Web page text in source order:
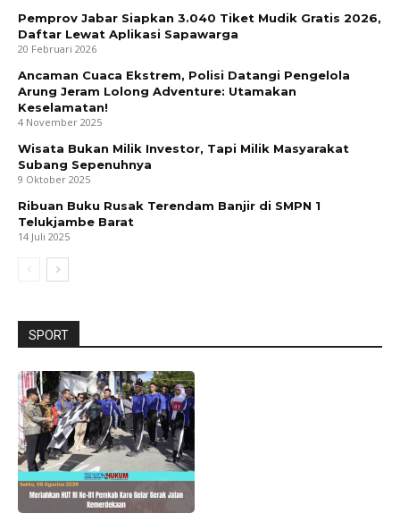
Pemprov Jabar Siapkan 3.040 Tiket Mudik Gratis 2026,
Daftar Lewat Aplikasi Sapawarga
20 Februari 2026
Ancaman Cuaca Ekstrem, Polisi Datangi Pengelola
Arung Jeram Lolong Adventure: Utamakan
Keselamatan!
4 November 2025
Wisata Bukan Milik Investor, Tapi Milik Masyarakat
Subang Sepenuhnya
9 Oktober 2025
Ribuan Buku Rusak Terendam Banjir di SMPN 1
Telukjambe Barat
14 Juli 2025
SPORT